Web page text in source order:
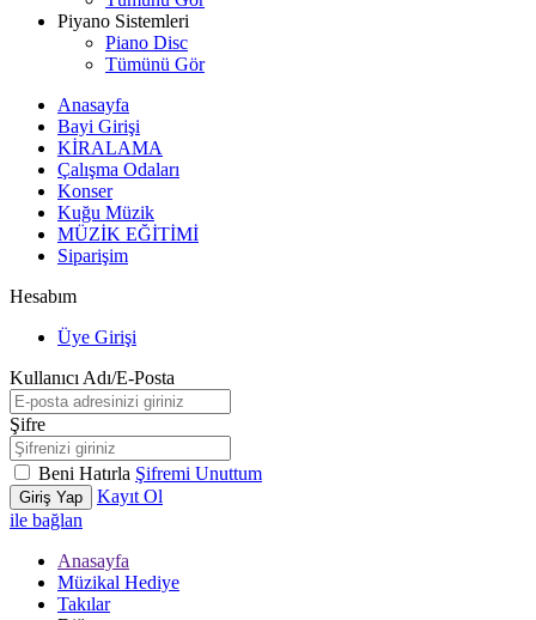
Piyano Sistemleri
Piano Disc
Tümünü Gör
Anasayfa
Bayi Girişi
KİRALAMA
Çalışma Odaları
Konser
Kuğu Müzik
MÜZİK EĞİTİMİ
Siparişim
Hesabım
Üye Girişi
Kullanıcı Adı/E-Posta
Şifre
Beni Hatırla Şifremi Unuttum
Giriş Yap
Kayıt Ol
ile bağlan
Anasayfa
Müzikal Hediye
Takılar